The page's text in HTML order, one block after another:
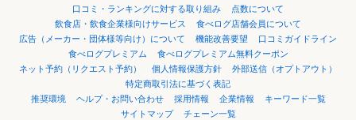
口コミ・ランキングに対する取り組み
点数について
飲食店・飲食企業様向けサービス
食べログ店舗会員について
広告（メーカー・団体様等向け）について
機能改善要望
口コミガイドライン
食べログプレミアム
食べログプレミアム無料クーポン
ネット予約（リクエスト予約）
個人情報保護方針
外部送信（オプトアウト）
特定商取引法に基づく表記
推奨環境
ヘルプ・お問い合わせ 採用情報 企業情報
キーワード一覧
サイトマップ
チェーン一覧